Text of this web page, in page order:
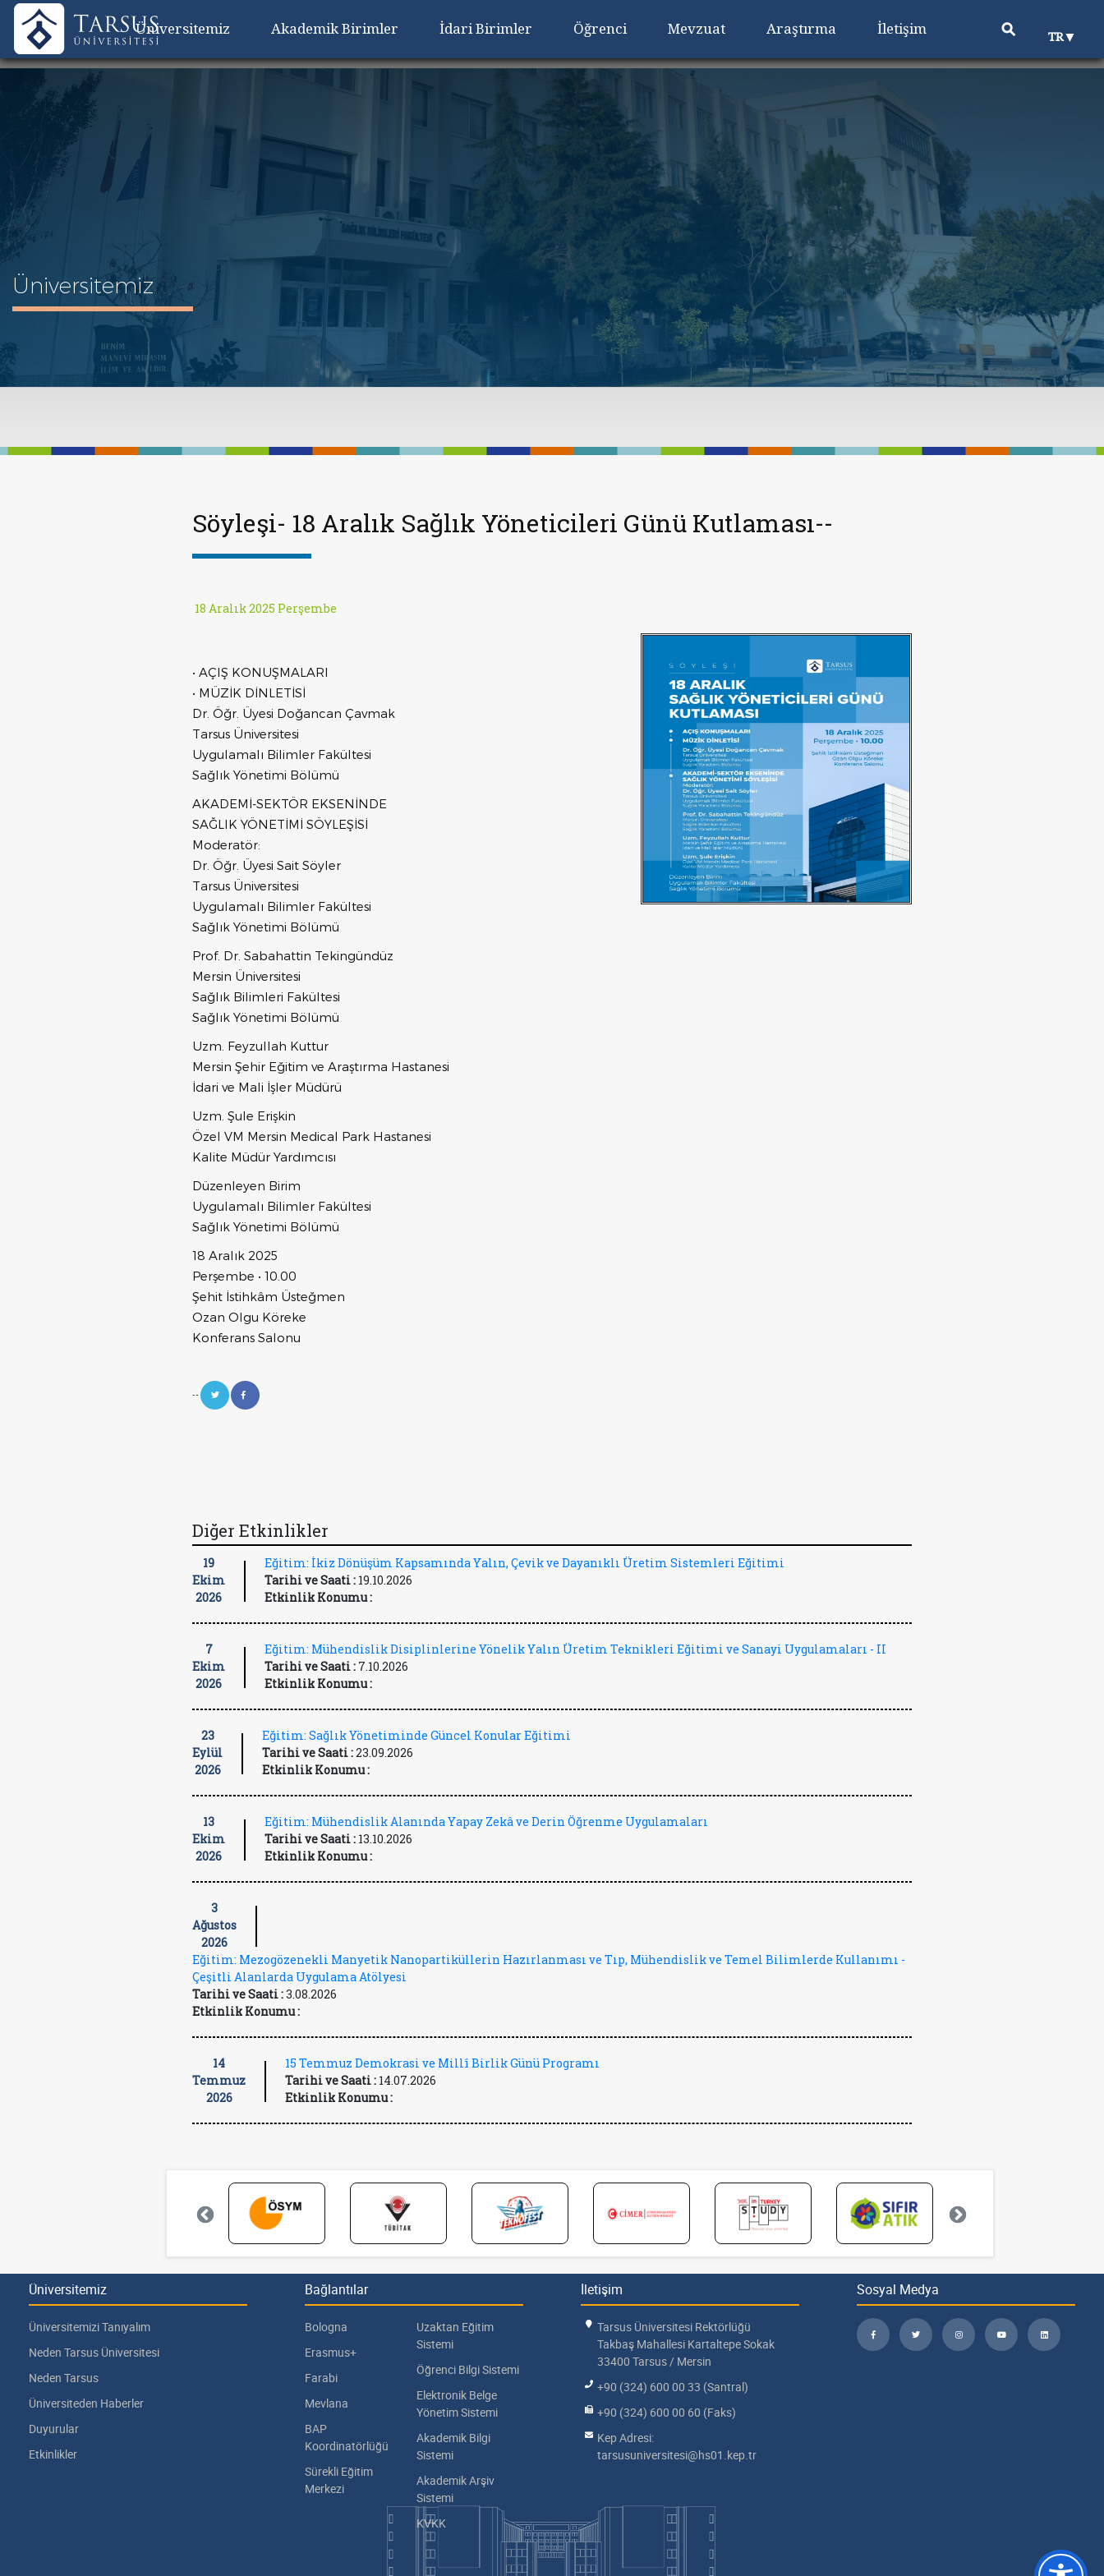
Üniversitemiz Akademik Birimler İdari Birimler Öğrenci Mevzuat Araştırma İletişim ⚲ TR▼
Üniversitemiz
Söyleşi- 18 Aralık Sağlık Yöneticileri Günü Kutlaması--
18 Aralık 2025 Perşembe
• AÇIŞ KONUŞMALARI
• MÜZİK DİNLETİSİ
Dr. Öğr. Üyesi Doğancan Çavmak
Tarsus Üniversitesi
Uygulamalı Bilimler Fakültesi
Sağlık Yönetimi Bölümü
AKADEMİ-SEKTÖR EKSENİNDE
SAĞLIK YÖNETİMİ SÖYLEŞİSİ
Moderatör:
Dr. Öğr. Üyesi Sait Söyler
Tarsus Üniversitesi
Uygulamalı Bilimler Fakültesi
Sağlık Yönetimi Bölümü
Prof. Dr. Sabahattin Tekingündüz
Mersin Üniversitesi
Sağlık Bilimleri Fakültesi
Sağlık Yönetimi Bölümü
Uzm. Feyzullah Kuttur
Mersin Şehir Eğitim ve Araştırma Hastanesi
İdari ve Mali İşler Müdürü
Uzm. Şule Erişkin
Özel VM Mersin Medical Park Hastanesi
Kalite Müdür Yardımcısı
Düzenleyen Birim
Uygulamalı Bilimler Fakültesi
Sağlık Yönetimi Bölümü
18 Aralık 2025
Perşembe • 10.00
Şehit İstihkâm Üsteğmen
Ozan Olgu Köreke
Konferans Salonu
--
Diğer Etkinlikler
19
Ekim
2026
Eğitim: İkiz Dönüşüm Kapsamında Yalın, Çevik ve Dayanıklı Üretim Sistemleri Eğitimi
Tarihi ve Saati : 19.10.2026
Etkinlik Konumu :
7
Ekim
2026
Eğitim: Mühendislik Disiplinlerine Yönelik Yalın Üretim Teknikleri Eğitimi ve Sanayi Uygulamaları - II
Tarihi ve Saati : 7.10.2026
Etkinlik Konumu :
23
Eylül
2026
Eğitim: Sağlık Yönetiminde Güncel Konular Eğitimi
Tarihi ve Saati :23.09.2026
Etkinlik Konumu :
13
Ekim
2026
Eğitim: Mühendislik Alanında Yapay Zekâ ve Derin Öğrenme Uygulamaları
Tarihi ve Saati : 13.10.2026
Etkinlik Konumu :
3
Ağustos
2026
Eğitim: Mezogözenekli Manyetik Nanopartiküllerin Hazırlanması ve Tıp, Mühendislik ve Temel Bilimlerde Kullanımı -
Çeşitli Alanlarda Uygulama Atölyesi
Tarihi ve Saati :3.08.2026
Etkinlik Konumu :
14
Temmuz
2026
15 Temmuz Demokrasi ve Millî Birlik Günü Programı
Tarihi ve Saati : 14.07.2026
Etkinlik Konumu :
Üniversitemiz
Üniversitemizi Tanıyalım
Neden Tarsus Üniversitesi
Neden Tarsus
Üniversiteden Haberler
Duyurular
Etkinlikler
Bağlantılar
Bologna
Erasmus+
Farabi
Mevlana
BAP
Koordinatörlüğü
Sürekli Eğitim
Merkezi
Uzaktan Eğitim
Sistemi
Öğrenci Bilgi Sistemi
Elektronik Belge
Yönetim Sistemi
Akademik Bilgi
Sistemi
Akademik Arşiv
Sistemi
KVKK
İletişim
Tarsus Üniversitesi Rektörlüğü
Takbaş Mahallesi Kartaltepe Sokak
33400 Tarsus / Mersin
+90 (324) 600 00 33 (Santral)
+90 (324) 600 00 60 (Faks)
Kep Adresi:
tarsusuniversitesi@hs01.kep.tr
Sosyal Medya